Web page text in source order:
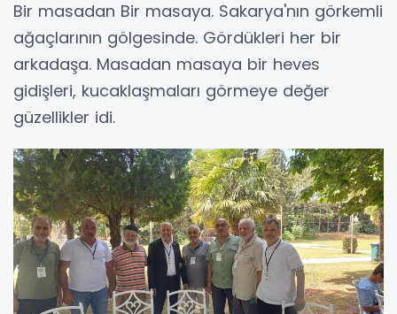
Bir masadan Bir masaya. Sakarya'nın görkemli
ağaçlarının gölgesinde. Gördükleri her bir
arkadaşa. Masadan masaya bir heves
gidişleri, kucaklaşmaları görmeye değer
güzellikler idi.